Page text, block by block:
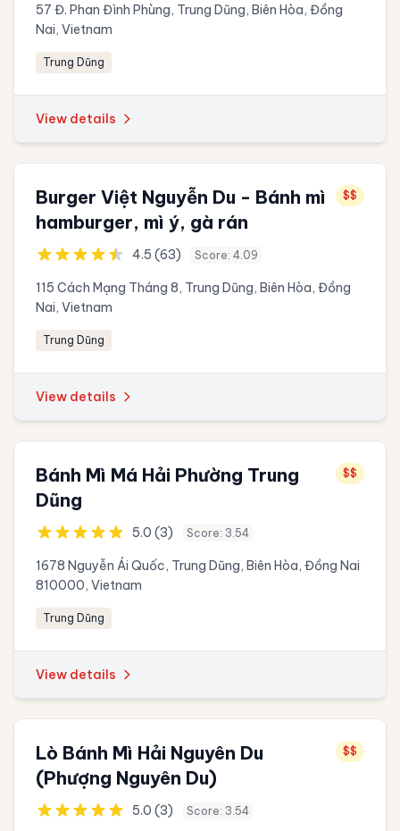
57 Đ. Phan Đình Phùng, Trung Dũng, Biên Hòa, Đồng
Nai, Vietnam
Trung Dũng
View details
Burger Việt Nguyễn Du - Bánh mì
hamburger, mì ý, gà rán
$$
4.5 (63) Score: 4.09
115 Cách Mạng Tháng 8, Trung Dũng, Biên Hòa, Đồng
Nai, Vietnam
Trung Dũng
View details
Bánh Mì Má Hải Phường Trung
Dũng
$$
5.0 (3) Score: 3.54
1678 Nguyễn Ái Quốc, Trung Dũng, Biên Hòa, Đồng Nai
810000, Vietnam
Trung Dũng
View details
Lò Bánh Mì Hải Nguyên Du
(Phượng Nguyên Du)
$$
5.0 (3) Score: 3.54